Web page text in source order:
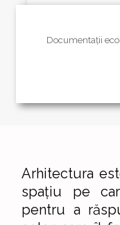
Documentații
Arhitectura
spațiu pe
pentru a